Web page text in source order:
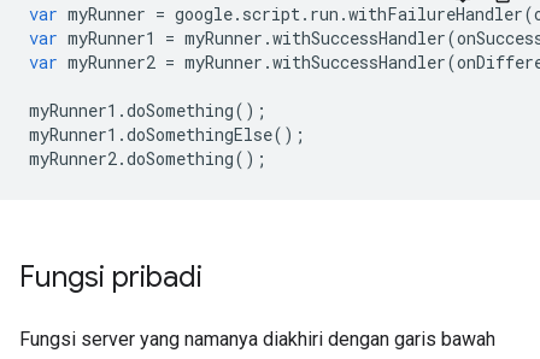
var myRunner = google. script. run .withFailureHandler(
var myRunner1 = myRunner .withSuccessHandler(
var myRunner2 = myRunner .withSuccessHandler(
myRunner1 .doSomething();
myRunner1 .doSomethingElse();
myRunner2.doSomething();
Fungsi pribadi
Fungsi server yang namanya diakhiri dengan garis bawah